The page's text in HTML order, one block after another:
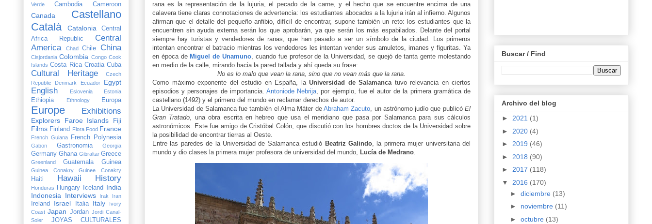
rana es la representación de la lujuria, el pecado de la carne, y el hecho que se encuentre encima de una
calavera tiene claras connotaciones de advertencia: los estudiantes abocados a la lujuria irán al infierno. Algunos
afirman que el detalle del pequeño anfibio, difícil de encontrar, supone también un reto: los estudiantes que la
encuentren sin ayuda externa serán los que aprobarán, ya que serán los más espabilados. Delante del portal
siempre hay turistas y vendedores de ranas, que han pasado a ser un símbolo de la ciudad. Los primeros
intentan encontrar el batracio mientras los vendedores les intentan vender sus amuletos, imanes y figuritas. Ya
en época de Miguel de Unamuno, cuando fue profesor de la Universidad, se quejó de tanta gente molestando
en medio de la calle, mirando hacia la pared tallada y ahí queda su frase:
No es lo malo que vean la rana, sino que no vean más que la rana.
Como máximo exponente del estudio en España, la Universidad de Salamancatuvo relevancia en ciertos
episodios y personajes de importancia. Antoniode Nebrija, por ejemplo, fue el autor de la primera gramática de
castellano (1492) y el primero del mundo en reclamar derechos de autor.
La Universidad de Salamanca fue también el Alma Máter de Abraham Zacuto, un astrónomo judío que publicóEl
Gran Tratado, una obra escrita en hebreo que usa el meridiano que pasa por Salamanca para sus cálculos
astronómicos. Este fue amigo de Cristóbal Colón, que discutió con los hombres doctos de la Universidad sobre
la posibilidad de encontrar tierras al Oeste.
Entre las paredes de la Universidad de Salamanca estudió Beatriz Galindo, la primera mujer universitaria del
mundo y dio clases la primera mujer profesora de universidad del mundo, Lucía de Medrano.
Verde
Cambodia Cameroon
Canada
Castellano
Català
Catalonia
Central
Africa Republic
Central
America
Chad Chile China
Cisjordania Colombia Congo Cook
Islands Costa Rica Croatia Cuba
Cultural Heritage
Czech
Republic
Denmark Ecuador Egypt
English Eslovenia Estonia
Ethiopia Ethnology Europa
Europe Exhibitions
Explorers Faroe Islands Fiji
Films Finland Flora Food France
French Guiana French Polynesia
Gabon Gastronomia Georgia
Germany Ghana Gibraltar Greece
Greenland Guatemala Guinea
Guinea Conakry Guinee Conakry
Haiti Hawaii History
Honduras Hungary Iceland India
Indonesia
Interviews Irak Iran
Ireland Israel Italia Italy
Ivory
Coast Japan Jordan Jordi Canal-
Soler
JOYAS CULTURALES
Buscar / Find
Archivo del blog
► 2021 (1)
► 2020 (4)
► 2019 (46)
► 2018 (90)
► 2017 (118)
▼ 2016 (170)
► diciembre (13)
► noviembre (11)
► octubre (13)